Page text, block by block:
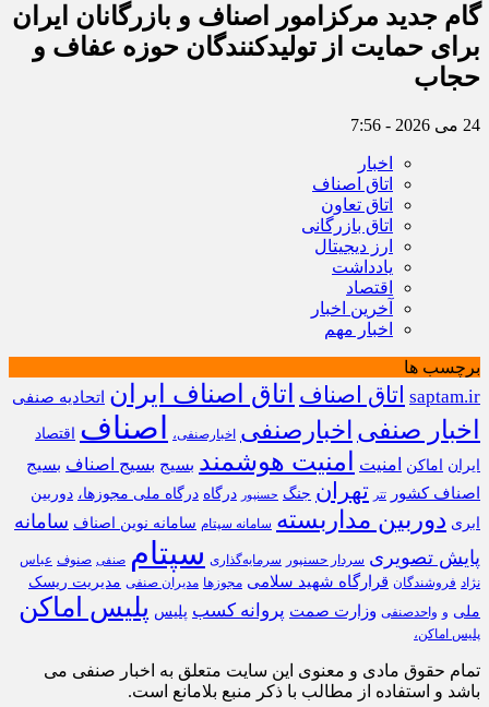
گام جدید مرکزامور اصناف و بازرگانان ایران
برای حمایت از تولیدکنندگان حوزه عفاف و
حجاب
24 می 2026 - 7:56
اخبار
اتاق اصناف
اتاق تعاون
اتاق بازرگانی
ارز دیجیتال
یادداشت
اقتصاد
آخرین اخبار
اخبار مهم
برچسب ها
saptam.ir اتاق اصناف اتاق اصناف ایران اتحادیه صنفی
اخبار صنفی اخبارصنفی اخبارصنفی، اصناف
اقتصاد
ایران
اماکن امنیت امنیت هوشمند بسیج بسیج اصناف بسیج
اصناف کشور
تتر تهران جنگ حسنپور درگاه درگاه ملی مجوزها، دوربین
ابری دوربین مداربسته سامانه سپتام سامانه نوین اصناف سامانه
پایش تصویری سردار حسنپور سرمایه‌گذاری سپتام صنفی صنوف عباس
نژاد فروشندگان قرارگاه شهید سلامی مجوزها مدیران صنفی مدیریت ریسک
ملی و واحدصنفی وزارت صمت پروانه کسب پلیس پلیس اماکن
پلیس اماکن،
تمام حقوق مادی و معنوی این سایت متعلق به اخبار صنفی می
باشد و استفاده از مطالب با ذکر منبع بلامانع است.